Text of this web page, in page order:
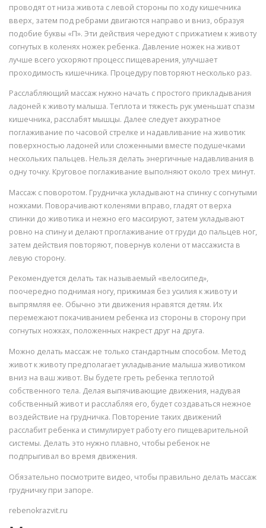
проводят от низа живота с левой стороны по ходу кишечника
вверх, затем под ребрами двигаются направо и вниз, образуя
подобие буквы «П». Эти действия чередуют с прижатием к животу
согнутых в коленях ножек ребенка. Давление ножек на живот
лучше всего ускоряют процесс пищеварения, улучшает
проходимость кишечника. Процедуру повторяют несколько раз.
Расслабляющий массаж нужно начать с простого прикладывания
ладоней к животу малыша. Теплота и тяжесть рук уменьшат спазм
кишечника, расслабят мышцы. Далее следует аккуратное
поглаживание по часовой стрелке и надавливание на животик
поверхностью ладоней или сложенными вместе подушечками
нескольких пальцев. Нельзя делать энергичные надавливания в
одну точку. Круговое поглаживание выполняют около трех минут.
Массаж с поворотом. Грудничка укладывают на спинку с согнутыми
ножками. Поворачивают коленями вправо, гладят от верха
спинки до животика и нежно его массируют, затем укладывают
ровно на спину и делают проглаживание от груди до пальцев ног,
затем действия повторяют, повернув колени от массажиста в
левую сторону.
Рекомендуется делать так называемый «велосипед»,
поочередно поднимая ногу, прижимая без усилия к животу и
выпрямляя ее. Обычно эти движения нравятся детям. Их
перемежают покачиванием ребенка из стороны в сторону при
согнутых ножках, положенных накрест друг на друга.
Можно делать массаж не только стандартным способом. Метод
живот к животу предполагает укладывание малыша животиком
вниз на ваш живот. Вы будете греть ребенка теплотой
собственного тела. Делая выпячивающие движения, надувая
собственный живот и расслабляя его, будет создаваться нежное
воздействие на грудничка. Повторение таких движений
расслабит ребенка и стимулирует работу его пищеварительной
системы. Делать это нужно плавно, чтобы ребенок не
подпрыгивал во время движения.
Обязательно посмотрите видео, чтобы правильно делать массаж
грудничку при запоре.
rebenokrazvit.ru